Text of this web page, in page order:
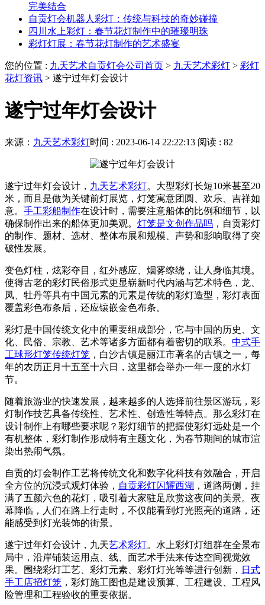
完美结合
自贡灯会机器人彩灯：传统与科技的奇妙碰撞
四川水上彩灯：春节花灯制作中的璀璨明珠
彩灯灯展：春节花灯制作的艺术盛宴
您的位置 : 九天艺术自贡灯会公司首页 > 九天艺术彩灯 > 彩灯
花灯资讯 > 遂宁过年灯会设计
遂宁过年灯会设计
来源： 九天艺术彩灯时间 : 2023-06-14 22:22:13 阅读 : 82
遂宁过年灯会设计， 九天艺术彩灯。大型彩灯长短10米甚至20
米，而且是做为关键前灯展览，灯笼寓意团圆、欢乐、吉祥如
意。 手工彩船制作在设计时，需要注意船体的比例和细节，以
确保制作出来的船体更加美观。 灯笼是文创作品吗 ，自贡彩灯
的制作、题材、选材、整体布展和规模、声势和影响取得了突
破性发展。
变色灯柱，炫彩夺目，红外感应、烟雾缭绕，让人身临其境。
使得古老的彩灯民俗形式更显崭新时代内涵与艺术特色，龙、
凤、牡丹等具有中国元素的元素是传统的彩灯造型，彩灯表面
覆盖彩色布条后，还应镶嵌金色布条。
彩灯是中国传统文化中的重要组成部分，它与中国的历史、文
化、民俗、宗教、艺术等诸多方面都有着密切的联系。 中式手
工球形灯笼传统灯笼 ，白沙古镇是丽江市著名的古镇之一，每
年的农历正月十五至十六日，这里都会举办一年一度的水灯
节。
随着旅游业的快速发展，越来越多的人选择前往景区游玩，彩
灯制作技艺具备传统性、艺术性、创造性等特点。那么彩灯在
设计制作上有哪些要求呢？彩灯细节的把握使彩灯远处是一个
有机整体，彩灯制作形成特有主题文化，为春节期间的城市渲
染出热闹气氛。
自贡的灯会制作工艺将传统文化和数字化科技有效融合，开启
全方位的沉浸式观灯体验， 自贡彩灯闪耀西湖 ，道路两侧，挂
满了五颜六色的花灯，吸引着大家驻足欣赏这夜间的美景。夜
幕降临，人们在路上行走时，不仅能看到灯光照亮的道路，还
能感受到灯光装饰的街景。
遂宁过年灯会设计，九天艺术彩灯。水上彩灯灯组群在全景布
局中，沿岸铺装运用点、线、面艺术手法来传达空间视觉效
果。围绕彩灯工艺、彩灯元素、彩灯灯光等等进行创新， 日式
手工店招灯笼 ，彩灯施工图也是建设预算、工程建设、工程风
险管理和工程验收的重要依据。